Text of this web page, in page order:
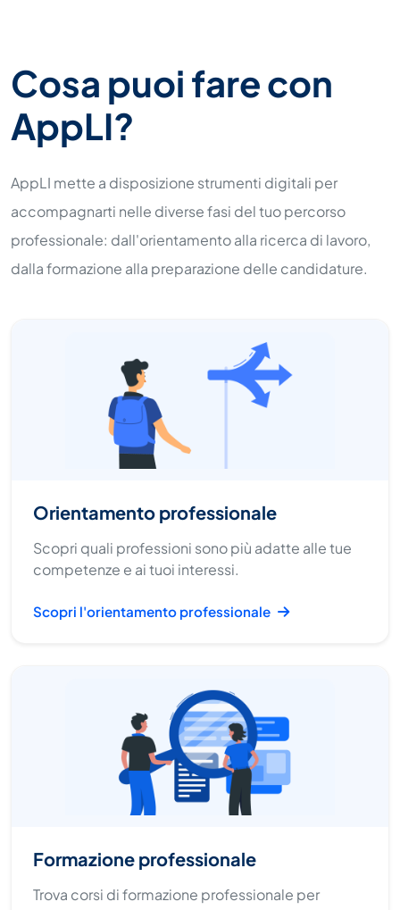
Cosa puoi fare con
AppLI?
AppLI mette a disposizione strumenti digitali per
accompagnarti nelle diverse fasi del tuo percorso
professionale: dall'orientamento alla ricerca di lavoro,
dalla formazione alla preparazione delle candidature.
Orientamento professionale
Scopri quali professioni sono più adatte alle tue
competenze e ai tuoi interessi.
Scopri l'orientamento professionale
Formazione professionale
Trova corsi di formazione professionale per